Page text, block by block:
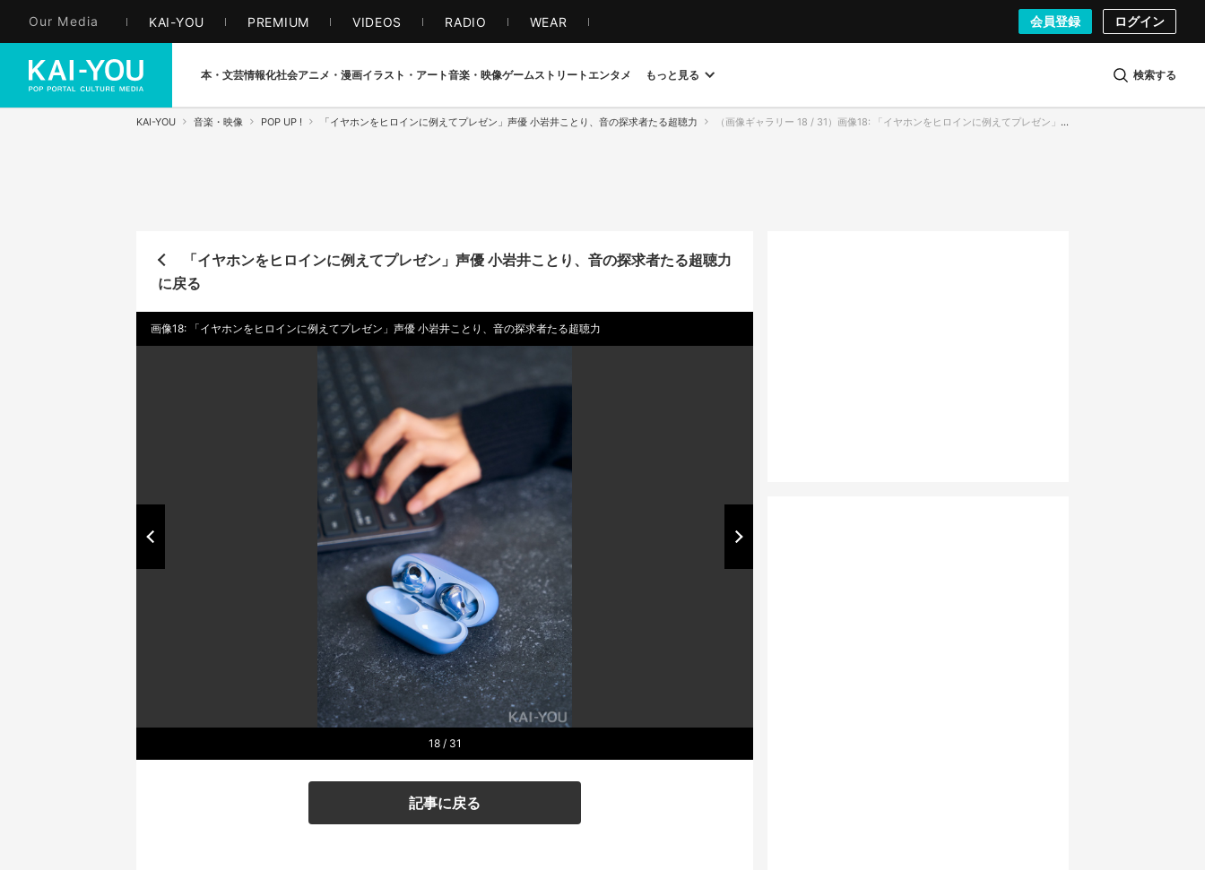
Our Media KAI-YOU PREMIUM VIDEOS RADIO WEAR 会員登録 ログイン
本・文芸情報化社会アニメ・漫画イラスト・アート音楽・映像ゲームストリート エンタメ もっと見る 検索する
KAI-YOU 音楽・映像 POP UP ! 「イヤホンをヒロインに例えてプレゼン」声優 小岩井ことり、音の探求者たる超聴力 （画像ギャラリー 18 / 31）画像18: 「イヤホンをヒロインに例えてプレゼン」声優 小岩井ことり、音の探求者たる超聴力
「イヤホンをヒロインに例えてプレゼン」声優 小岩井ことり、音の探求者たる超聴力
に戻る
画像18: 「イヤホンをヒロインに例えてプレゼン」声優 小岩井ことり、音の探求者たる超聴力
18/ 31
記事に戻る